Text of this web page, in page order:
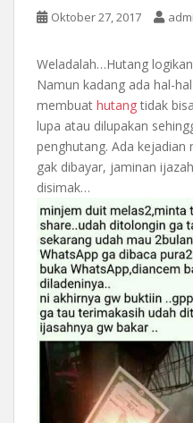
Oktober 27, 2017
Weladalah…Hutang
Namun kadang ada hal-
membuat hutang tidak
lupa atau dilupakan
penghutang. Ada kejadian
gak dibayar, jaminan
disimak…